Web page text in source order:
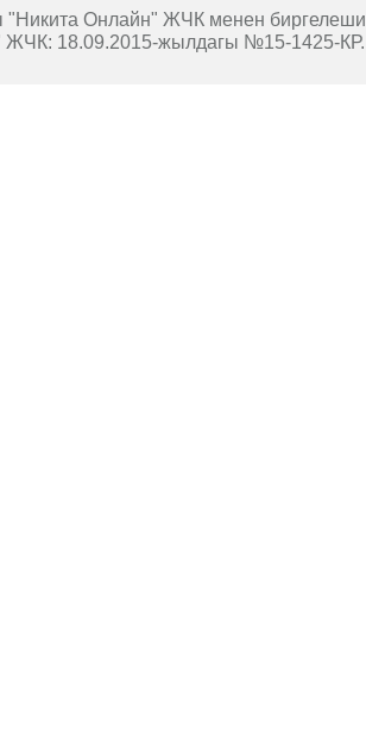
Онлайн" ЖЧК менен
ЖЧК: 18.09.2015-жылдагы №15-1425-КР.